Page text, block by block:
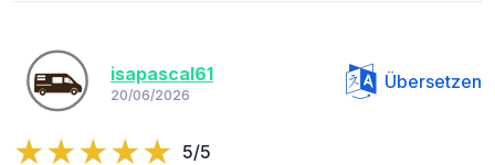
isapascal61
20/06/2026
Übersetzen
5/5